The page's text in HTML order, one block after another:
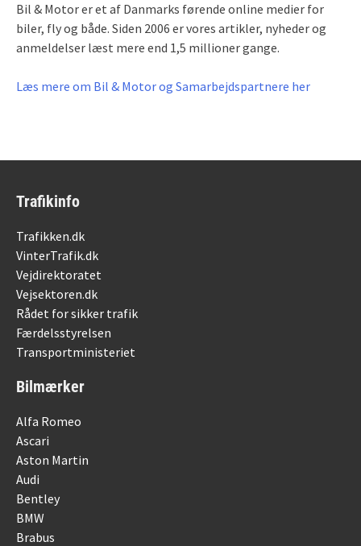
Bil & Motor er et af Danmarks førende online medier for
biler, fly og både. Siden 2006 er vores artikler, nyheder og
anmeldelser læst mere end 1,5 millioner gange.
Læs mere om Bil & Motor og Samarbejdspartnere her
Trafikinfo
Trafikken.dk
VinterTrafik.dk
Vejdirektoratet
Vejsektoren.dk
Rådet for sikker trafik
Færdelsstyrelsen
Transportministeriet
Bilmærker
Alfa Romeo
Ascari
Aston Martin
Audi
Bentley
BMW
Brabus